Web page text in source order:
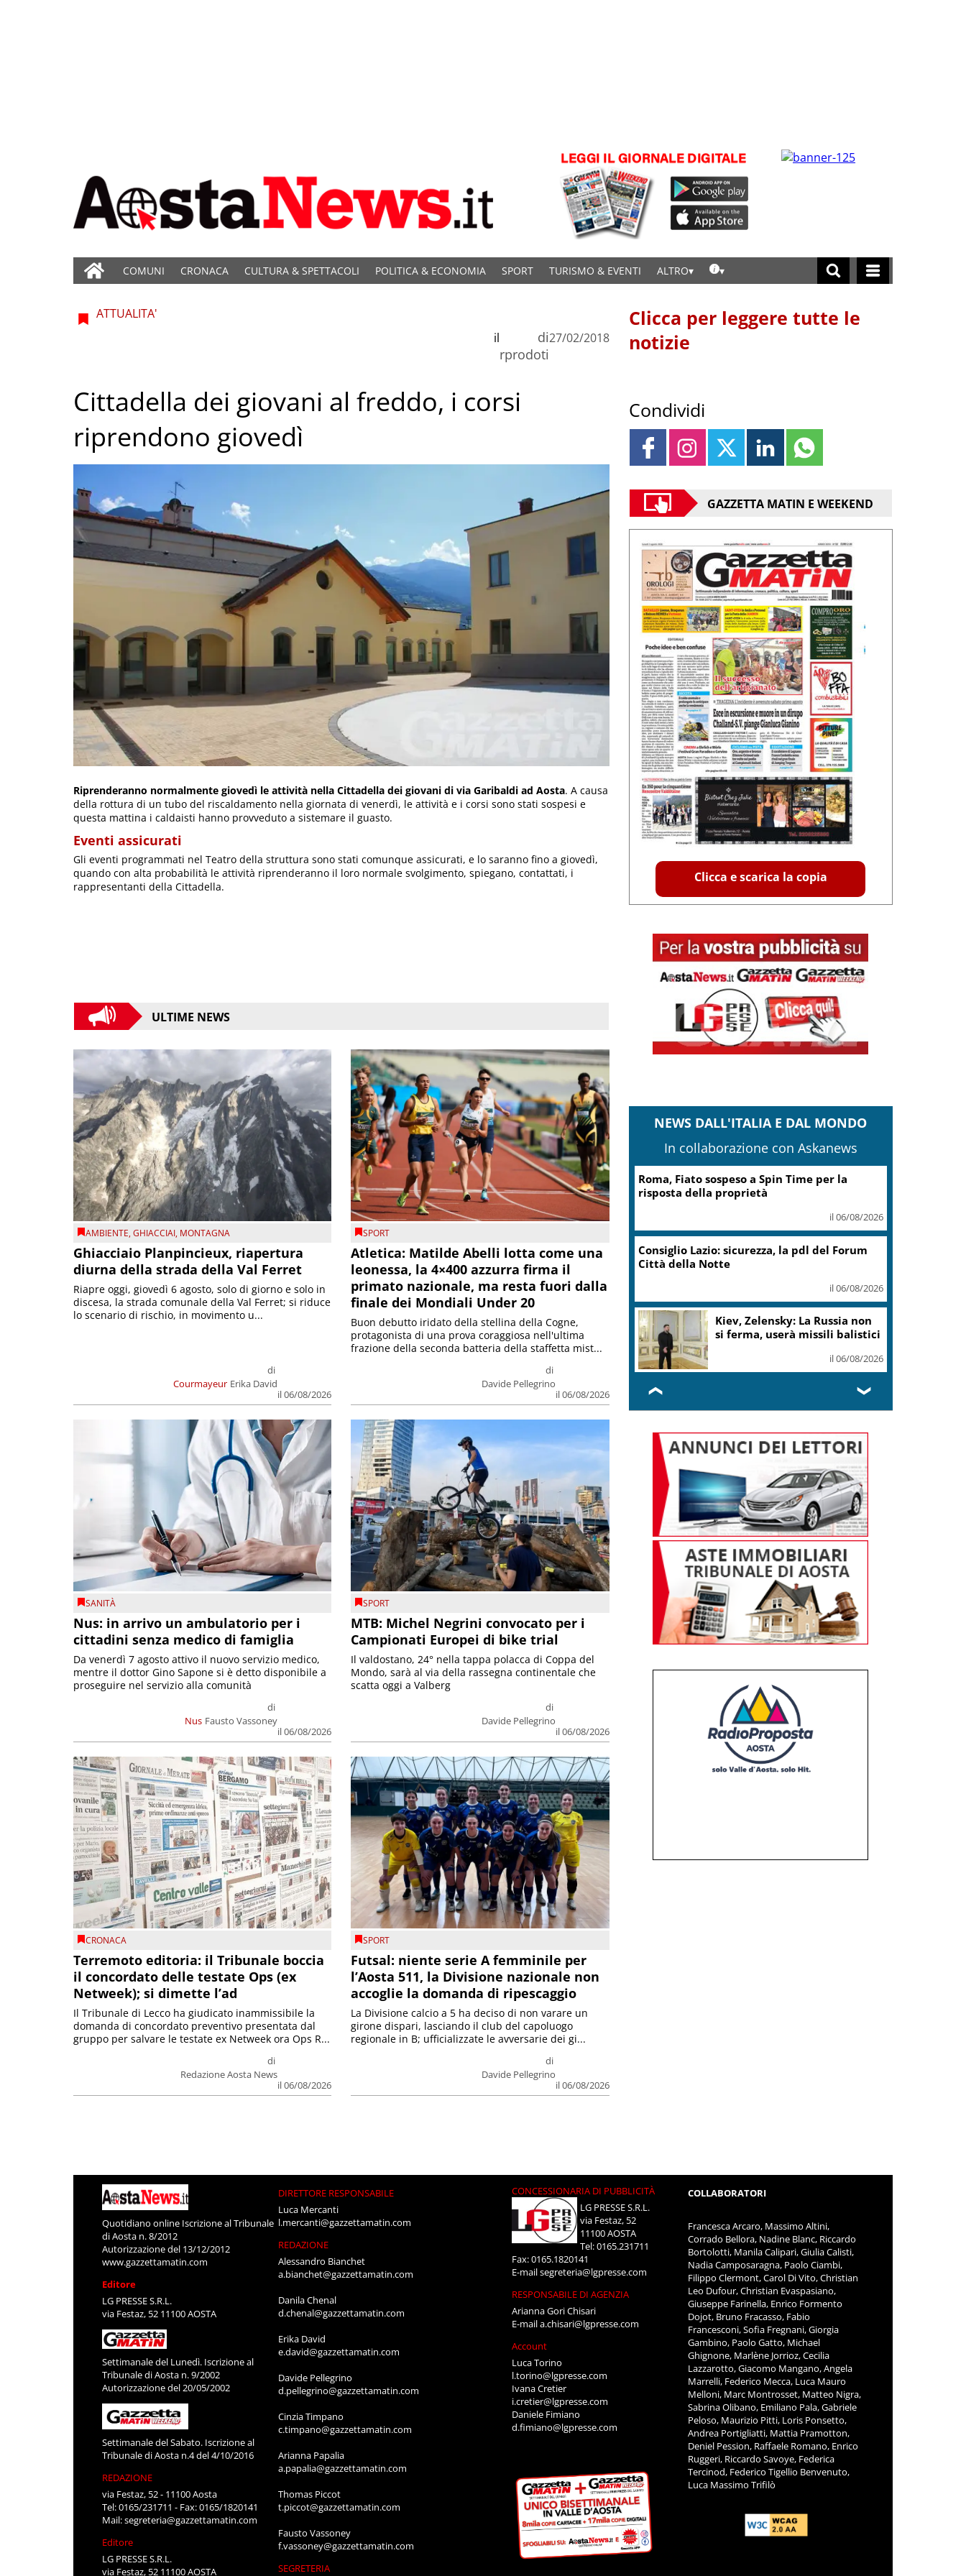
COMUNI CRONACA CULTURA & SPETTACOLI POLITICA & ECONOMIA SPORT TURISMO & EVENTI ALTRO
ATTUALITA'
di
rprodoti
il 27/02/2018
Cittadella dei giovani al freddo, i corsi
riprendono giovedì
Riprenderanno normalmente giovedì le attività nella Cittadella dei giovani di via Garibaldi ad Aosta. A causa
della rottura di un tubo del riscaldamento nella giornata di venerdì, le attività e i corsi sono stati sospesi e
questa mattina i caldaisti hanno provveduto a sistemare il guasto.
Eventi assicurati
Gli eventi programmati nel Teatro della struttura sono stati comunque assicurati, e lo saranno fino a giovedì,
quando con alta probabilità le attività riprenderanno il loro normale svolgimento, spiegano, contattati, i
rappresentanti della Cittadella.
ULTIME NEWS
AMBIENTE,GHIACCIAI, MONTAGNA
Ghiacciaio Planpincieux, riapertura
diurna della strada della Val Ferret
Courmayeur
di
Erika David
il 06/08/2026
Riapre oggi, giovedì 6 agosto, solo di giorno e solo in
discesa, la strada comunale della Val Ferret; si riduce
lo scenario di rischio, in movimento u...
SPORT
Atletica: Matilde Abelli lotta come una
leonessa, la 4×400 azzurra firma il
primato nazionale, ma resta fuori dalla
finale dei Mondiali Under 20
di
Davide Pellegrino
il 06/08/2026
Buon debutto iridato della stellina della Cogne,
protagonista di una prova coraggiosa nell'ultima
frazione della seconda batteria della staffetta mist...
SANITÀ
Nus: in arrivo un ambulatorio per i
cittadini senza medico di famiglia
Nus
di
Fausto Vassoney
il 06/08/2026
Da venerdì 7 agosto attivo il nuovo servizio medico,
mentre il dottor Gino Sapone si è detto disponibile a
proseguire nel servizio alla comunità
SPORT
MTB: Michel Negrini convocato per i
Campionati Europei di bike trial
di
Davide Pellegrino
il 06/08/2026
Il valdostano, 24° nella tappa polacca di Coppa del
Mondo, sarà al via della rassegna continentale che
scatta oggi a Valberg
CRONACA
Terremoto editoria: il Tribunale boccia
il concordato delle testate Ops (ex
Netweek); si dimette l’ad
di
Redazione Aosta News
il 06/08/2026
Il Tribunale di Lecco ha giudicato inammissibile la
domanda di concordato preventivo presentata dal
gruppo per salvare le testate ex Netweek ora Ops R...
SPORT
Futsal: niente serie A femminile per
l’Aosta 511, la Divisione nazionale non
accoglie la domanda di ripescaggio
di
Davide Pellegrino
il 06/08/2026
La Divisione calcio a 5 ha deciso di non varare un
girone dispari, lasciando il club del capoluogo
regionale in B; ufficializzate le avversarie dei gi...
Clicca per leggere tutte le
notizie
Condividi
GAZZETTA MATIN E WEEKEND
Clicca e scarica la copia
NEWS DALL'ITALIA E DAL MONDO
In collaborazione con Askanews
Guccini, Zucchero: “Stai
soltanto dormendo in fondo al
il 06/08/2026
Contratti, Aran e sindacati
il 06/08/2026
Montepulciano Doc
il 06/08/2026
❮ ❯
Quotidiano online Iscrizione al Tribunale
di Aosta n. 8/2012
Autorizzazione del 13/12/2012
www.gazzettamatin.com
Editore
LG PRESSE S.R.L.
via Festaz, 52 11100 AOSTA
Settimanale del Lunedì. Iscrizione al
Tribunale di Aosta n. 9/2002
Autorizzazione del 20/05/2002
Settimanale del Sabato. Iscrizione al
Tribunale di Aosta n.4 del 4/10/2016
REDAZIONE
via Festaz, 52 - 11100 Aosta
Tel: 0165/231711 - Fax: 0165/1820141
Mail:segreteria@gazzettamatin.com
Editore
LG PRESSE S.R.L.
via Festaz, 52 11100 AOSTA
DIRETTORE RESPONSABILE
Luca Mercanti
l.mercanti@gazzettamatin.com
REDAZIONE
Alessandro Bianchet
a.bianchet@gazzettamatin.com
Danila Chenal
d.chenal@gazzettamatin.com
Erika David
e.david@gazzettamatin.com
Davide Pellegrino
d.pellegrino@gazzettamatin.com
Cinzia Timpano
c.timpano@gazzettamatin.com
Arianna Papalia
a.papalia@gazzettamatin.com
Thomas Piccot
t.piccot@gazzettamatin.com
Fausto Vassoney
f.vassoney@gazzettamatin.com
SEGRETERIA
CONCESSIONARIA DI PUBBLICITÀ
LG PRESSE S.R.L.
via Festaz, 52
11100 AOSTA
Tel: 0165.231711
Fax: 0165.1820141
E-mailsegreteria@lgpresse.com
RESPONSABILE DI AGENZIA
Arianna Gori Chisari
E-maila.chisari@lgpresse.com
Account
Luca Torino
l.torino@lgpresse.com
Ivana Cretier
i.cretier@lgpresse.com
Daniele Fimiano
d.fimiano@lgpresse.com
COLLABORATORI
Francesca Arcaro, Massimo Altini,
Corrado Bellora, Nadine Blanc, Riccardo
Bortolotti, Manila Calipari, Giulia Calisti,
Nadia Camposaragna, Paolo Ciambi,
Filippo Clermont, Carol Di Vito, Christian
Leo Dufour, Christian Evaspasiano,
Giuseppe Farinella, Enrico Formento
Dojot, Bruno Fracasso, Fabio
Francesconi, Sofia Fregnani, Giorgia
Gambino, Paolo Gatto, Michael
Ghignone, Marlène Jorrioz, Cecilia
Lazzarotto, Giacomo Mangano, Angela
Marrelli, Federico Mecca, Luca Mauro
Melloni, Marc Montrosset, Matteo Nigra,
Sabrina Olibano, Emiliano Pala, Gabriele
Peloso, Maurizio Pitti, Loris Ponsetto,
Andrea Portigliatti, Mattia Pramotton,
Deniel Pession, Raffaele Romano, Enrico
Ruggeri, Riccardo Savoye, Federica
Tercinod, Federico Tigellio Benvenuto,
Luca Massimo Trifilò